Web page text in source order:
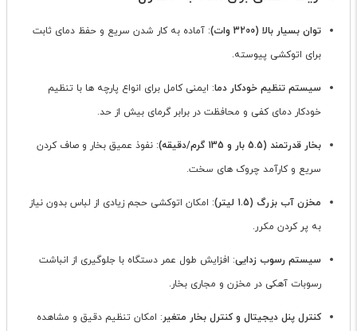
توان بسیار بالا (3200 وات)
: آماده به کار شدن سریع و حفظ دمای ثابت
برای اتوکشی پیوسته.
سیستم تنظیم خودکار دما: ایمنی کامل برای انواع پارچه ها با تنظیم
خودکار دمای کفی و محافظت در برابر گرمای بیش از حد.
بخار قدرتمند (5.5 بار و 135 گرم/دقیقه)
: نفوذ عمیق بخار و صاف کردن
سریع و کارآمد چروک های سخت.
مخزن آب بزرگ (1.5 لیتر)
: امکان اتوکشی حجم زیادی از لباس بدون نیاز
به پر کردن مکرر.
سیستم رسوب زدایی: افزایش طول عمر دستگاه با جلوگیری از انباشت
رسوبات آهکی در مخزن و مجاری بخار.
کنترل پنل دیجیتال و کنترل بخار متغیر: امکان تنظیم دقیق و مشاهده